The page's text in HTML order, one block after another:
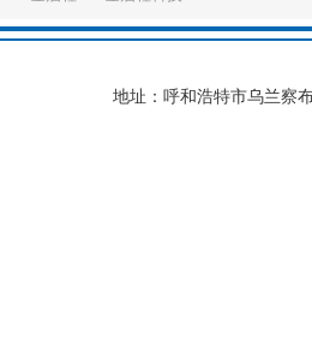
地址：呼和浩特市乌兰察